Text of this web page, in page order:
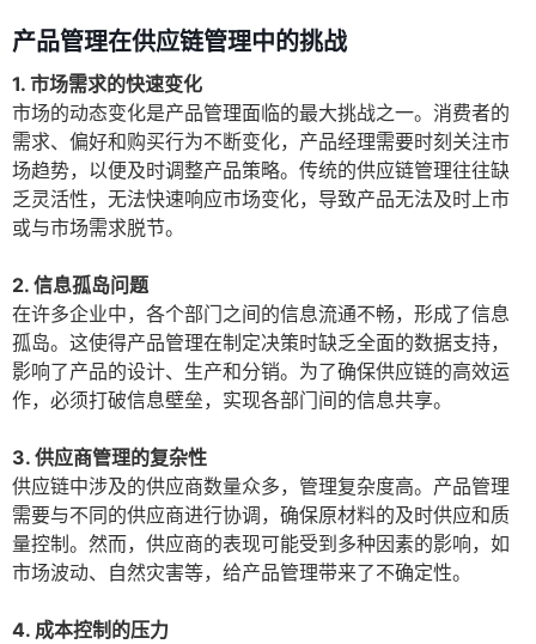
产品管理在供应链管理中的挑战
1. 市场需求的快速变化
市场的动态变化是产品管理面临的最大挑战之一。消费者的
需求、偏好和购买行为不断变化，产品经理需要时刻关注市
场趋势，以便及时调整产品策略。传统的供应链管理往往缺
乏灵活性，无法快速响应市场变化，导致产品无法及时上市
或与市场需求脱节。
2. 信息孤岛问题
在许多企业中，各个部门之间的信息流通不畅，形成了信息
孤岛。这使得产品管理在制定决策时缺乏全面的数据支持，
影响了产品的设计、生产和分销。为了确保供应链的高效运
作，必须打破信息壁垒，实现各部门间的信息共享。
3. 供应商管理的复杂性
供应链中涉及的供应商数量众多，管理复杂度高。产品管理
需要与不同的供应商进行协调，确保原材料的及时供应和质
量控制。然而，供应商的表现可能受到多种因素的影响，如
市场波动、自然灾害等，给产品管理带来了不确定性。
4. 成本控制的压力